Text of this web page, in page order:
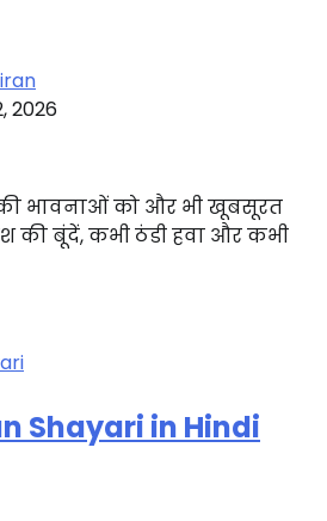
2026
भावनाओं को और भी खूबसूरत
की बूंदें, कभी ठंडी हवा और कभी
Shayari in Hindi